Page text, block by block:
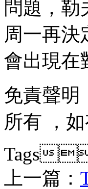
問題
周一再決
會出現在
免責聲明
所有 ，
Tags
上一篇：